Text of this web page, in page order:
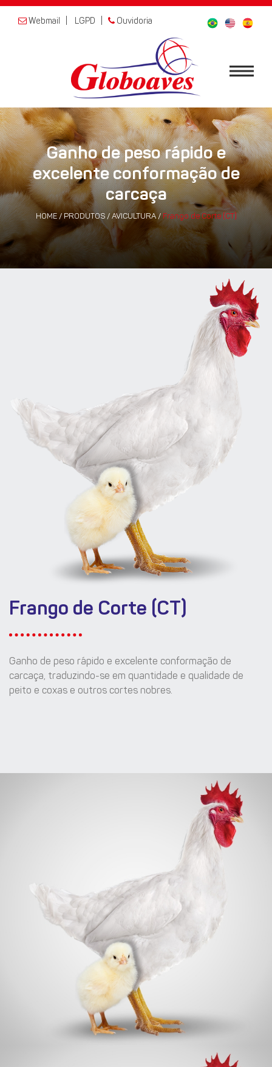
Webmail LGPD Ouvidoria
Ganho de peso rápido e
excelente conformação de
carcaça
HOME / PRODUTOS / AVICULTURA/Frango de Corte (CT)
Frango de Corte (CT)
Ganho de peso rápido e excelente conformação de
carcaça, traduzindo-se em quantidade e qualidade de
peito e coxas e outros cortes nobres.